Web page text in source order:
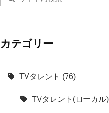
カテゴリー
TVタレント (76)
TVタレント(ローカル)